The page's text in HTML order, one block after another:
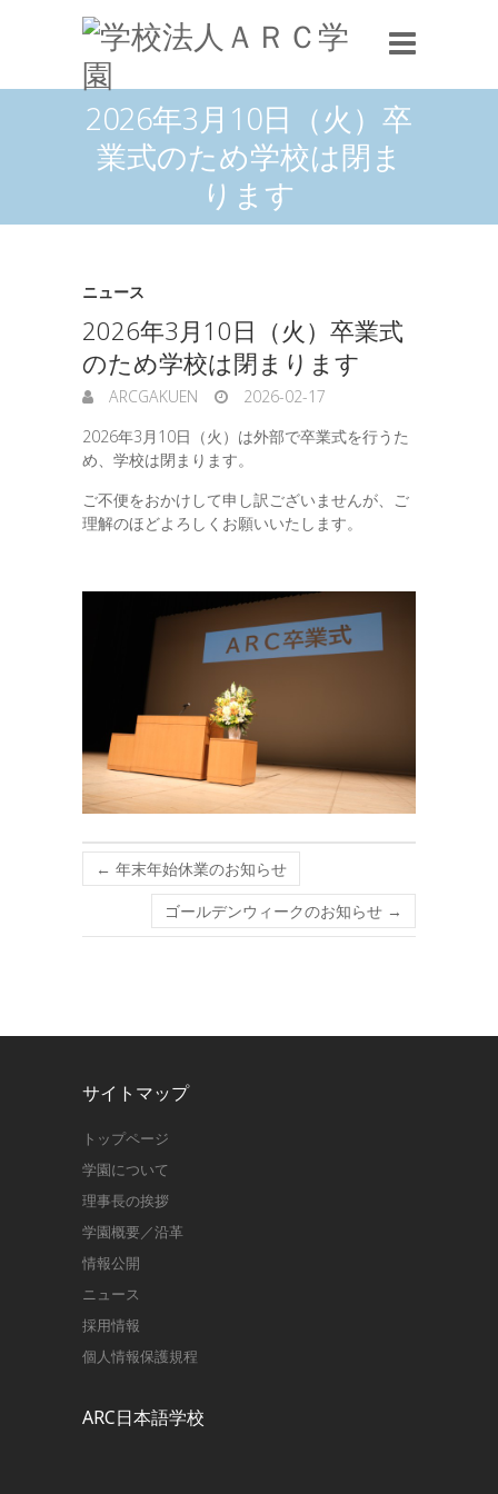
2026年3月10日（火）卒
業式のため学校は閉ま
ります
ニュース
2026年3月10日（火）卒業式
のため学校は閉まります
ARCGAKUEN
2026-02-17
2026年3月10日（火）は外部で卒業式を行うた
め、学校は閉まります。
ご不便をおかけして申し訳ございませんが、ご
理解のほどよろしくお願いいたします。
← 年末年始休業のお知らせ
ゴールデンウィークのお知らせ →
サイトマップ
トップページ
学園について
理事長の挨拶
学園概要／沿革
情報公開
ニュース
採用情報
個人情報保護規程
ARC日本語学校